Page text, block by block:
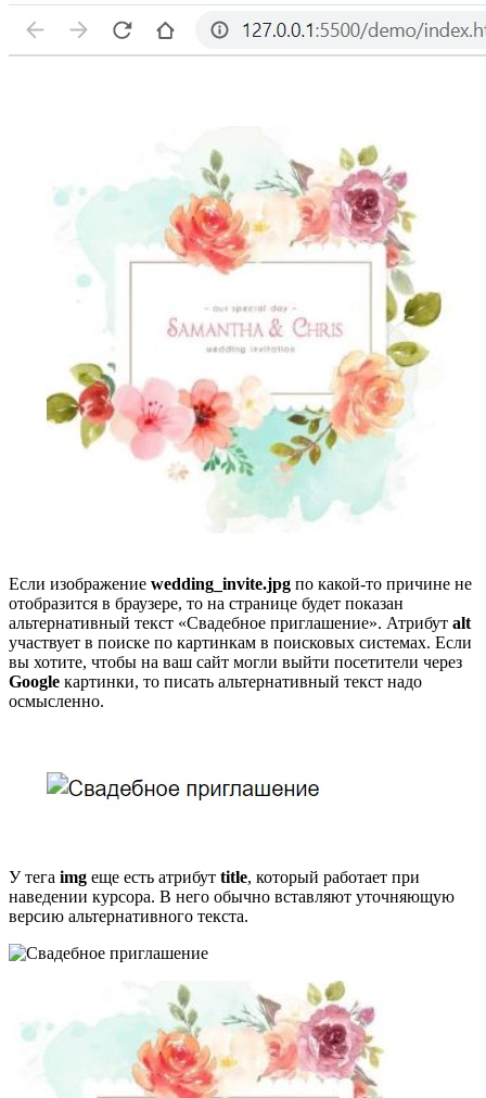
Если изображение wedding_invite.jpg по какой-то причине не
отобразится в браузере, то на странице будет показан
альтернативный текст «Свадебное приглашение». Атрибут alt
участвует в поиске по картинкам в поисковых системах. Если
вы хотите, чтобы на ваш сайт могли выйти посетители через
Google картинки, то писать альтернативный текст надо
осмысленно.
У тега img еще есть атрибут title, который работает при
наведении курсора. В него обычно вставляют уточняющую
версию альтернативного текста.